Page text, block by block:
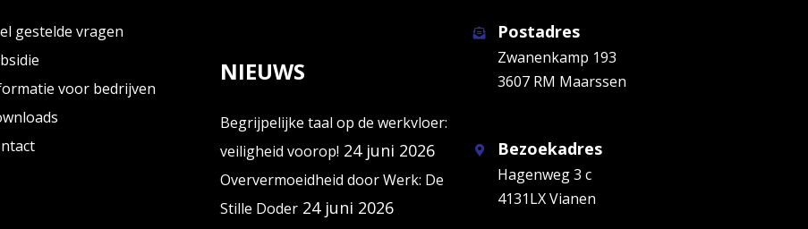
gestelde vragen
voor bedrijven
NIEUWS
Begrijpelijke taal op de werkvloer:
veiligheid voorop! 24 juni 2026
Oververmoeidheid door Werk: De
Stille Doder 24 juni 2026
Postadres
Zwanenkamp 193
3607 RM Maarssen
Bezoekadres
Hagenweg 3 c
4131LX Vianen